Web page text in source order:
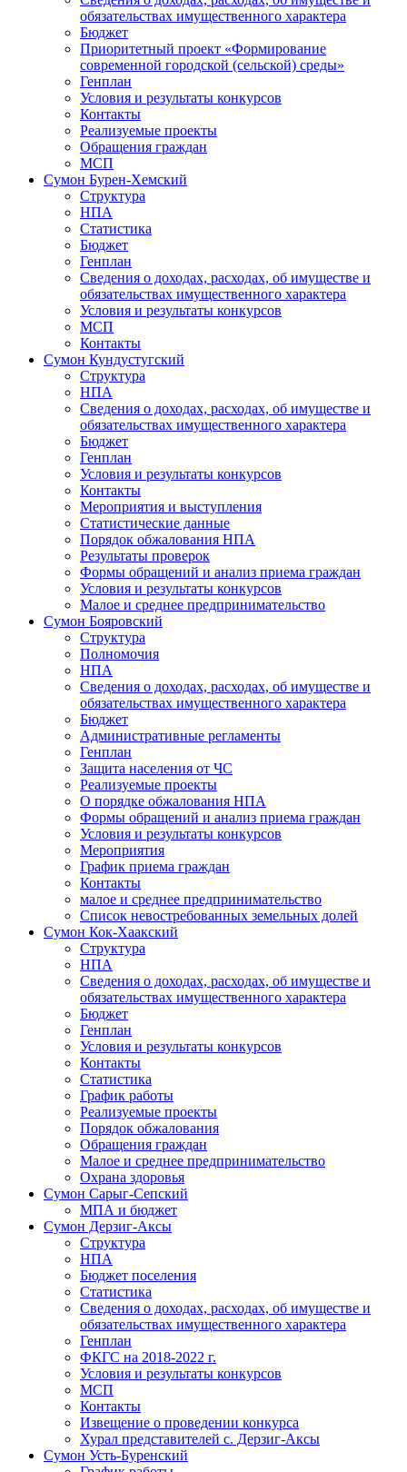
обязательствах имущественного характера
Бюджет
Приоритетный проект «Формирование
современной городской (сельской) среды»
Генплан
Условия и результаты конкурсов
Контакты
Реализуемые проекты
Обращения граждан
МСП
Сумон Бурен-Хемский
Структура
НПА
Статистика
Бюджет
Генплан
Сведения о доходах, расходах, об имуществе и
обязательствах имущественного характера
Условия и результаты конкурсов
МСП
Контакты
Сумон Кундустугский
Структура
НПА
Сведения о доходах, расходах, об имуществе и
обязательствах имущественного характера
Бюджет
Генплан
Условия и результаты конкурсов
Контакты
Мероприятия и выступления
Статистические данные
Порядок обжалования НПА
Результаты проверок
Формы обращений и анализ приема граждан
Условия и результаты конкурсов
Малое и среднее предпринимательство
Сумон Бояровский
Структура
Полномочия
НПА
Сведения о доходах, расходах, об имуществе и
обязательствах имущественного характера
Бюджет
Административные регламенты
Генплан
Защита населения от ЧС
Реализуемые проекты
О порядке обжалования НПА
Формы обращений и анализ приема граждан
Условия и результаты конкурсов
Мероприятия
График приема граждан
Контакты
малое и среднее предпринимательство
Список невостребованных земельных долей
Сумон Кок-Хаакский
Структура
НПА
Сведения о доходах, расходах, об имуществе и
обязательствах имущественного характера
Бюджет
Генплан
Условия и результаты конкурсов
Контакты
Статистика
График работы
Реализуемые проекты
Порядок обжалования
Обращения граждан
Малое и среднее предпринимательство
Охрана здоровья
Сумон Сарыг-Сепский
МПА и бюджет
Сумон Дерзиг-Аксы
Структура
НПА
Бюджет поселения
Статистика
Сведения о доходах, расходах, об имуществе и
обязательствах имущественного характера
Генплан
ФКГС на 2018-2022 г.
Условия и результаты конкурсов
МСП
Контакты
Извещение о проведении конкурса
Хурал представителей с. Дерзиг-Аксы
Сумон Усть-Буренский